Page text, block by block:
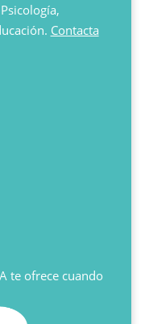
Contacta
te ofrece cuando